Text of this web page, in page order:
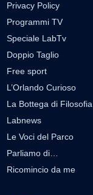
Privacy Policy
Programmi TV
Speciale LabTv
Doppio Taglio
Free sport
L’Orlando Curioso
La Bottega di Filosofia
Labnews
Le Voci del Parco
Parliamo di…
Ricomincio da me